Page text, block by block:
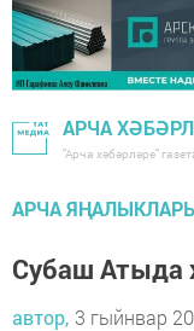
АРЧА
"Арча хәбәрләре"
АРЧА
Субаш Атыда
автор, 3 гыйнвар